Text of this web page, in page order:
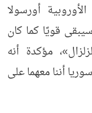
أورسولا
قويًا كما كان
مؤكدة أنه
أننا معهما على